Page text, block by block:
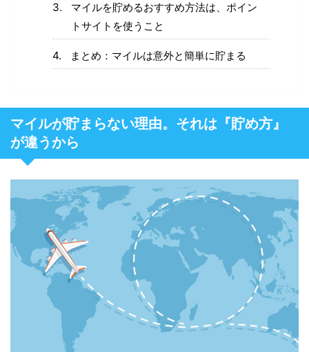
マイルを貯めるおすすめ方法は、ポイン
トサイトを使うこと
まとめ：マイルは意外と簡単に貯まる
マイルが貯まらない理由。それは『貯め方』
が違うから